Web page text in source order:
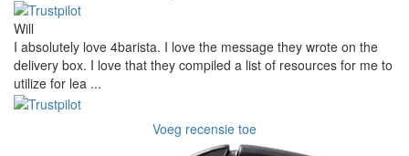
Will
I absolutely love 4barista. I love the message they wrote on the
delivery box. I love that they compiled a list of resources for me to
utilize for lea ...
Voeg recensie toe